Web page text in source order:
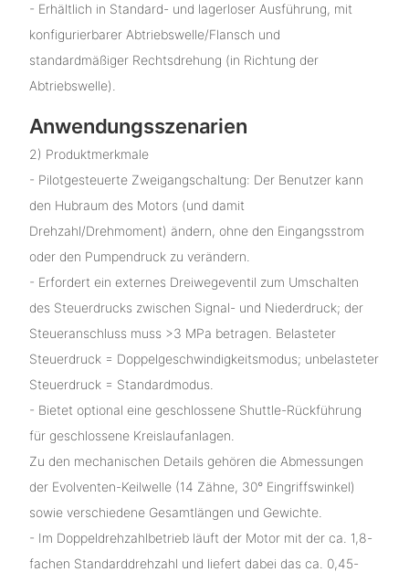
- Erhältlich in Standard- und lagerloser Ausführung, mit
konfigurierbarer Abtriebswelle/Flansch und
standardmäßiger Rechtsdrehung (in Richtung der
Abtriebswelle).
Anwendungsszenarien
2) Produktmerkmale
- Pilotgesteuerte Zweigangschaltung: Der Benutzer kann
den Hubraum des Motors (und damit
Drehzahl/Drehmoment) ändern, ohne den Eingangsstrom
oder den Pumpendruck zu verändern.
- Erfordert ein externes Dreiwegeventil zum Umschalten
des Steuerdrucks zwischen Signal- und Niederdruck; der
Steueranschluss muss >3 MPa betragen. Belasteter
Steuerdruck = Doppelgeschwindigkeitsmodus; unbelasteter
Steuerdruck = Standardmodus.
- Bietet optional eine geschlossene Shuttle-Rückführung
für geschlossene Kreislaufanlagen.
Zu den mechanischen Details gehören die Abmessungen
der Evolventen-Keilwelle (14 Zähne, 30° Eingriffswinkel)
sowie verschiedene Gesamtlängen und Gewichte.
- Im Doppeldrehzahlbetrieb läuft der Motor mit der ca. 1,8-
fachen Standarddrehzahl und liefert dabei das ca. 0,45-